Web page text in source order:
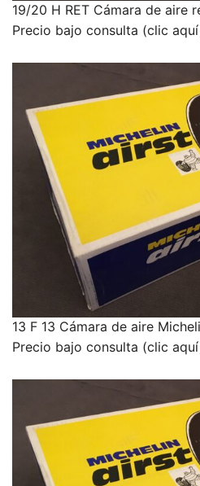
19/20 H RET Cámara de aire
Precio bajo consulta (clic
13 F 13 Cámara de aire
Precio bajo consulta (clic